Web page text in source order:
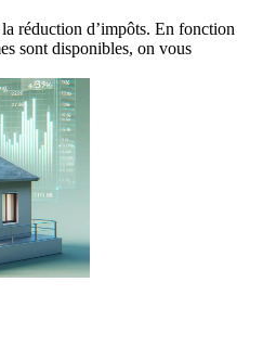
réduction d’impôts. En fonction
sont disponibles, on vous